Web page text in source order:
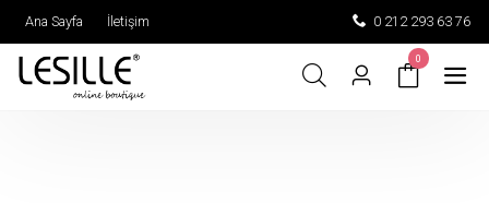
Ana Sayfa İletişim 0 212 293 63 76
0